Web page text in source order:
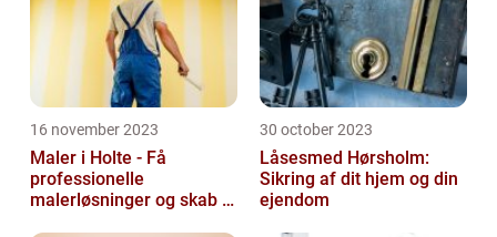
16 november 2023
Maler i Holte - Få
professionelle
malerløsninger og skab et
30 october 2023
Låsesmed Hørsholm:
Sikring af dit hjem og din
ejendom